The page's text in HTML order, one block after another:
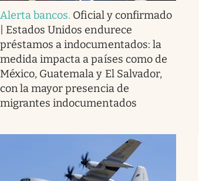
Alerta bancos. Oficial y confirmado
| Estados Unidos endurece
préstamos a indocumentados: la
medida impacta a países como de
México, Guatemala y El Salvador,
con la mayor presencia de
migrantes indocumentados